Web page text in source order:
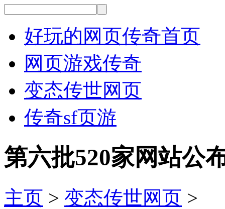
好玩的网页传奇首页
网页游戏传奇
变态传世网页
传奇sf页游
第六批520家网站公
主页 > 变态传世网页 >